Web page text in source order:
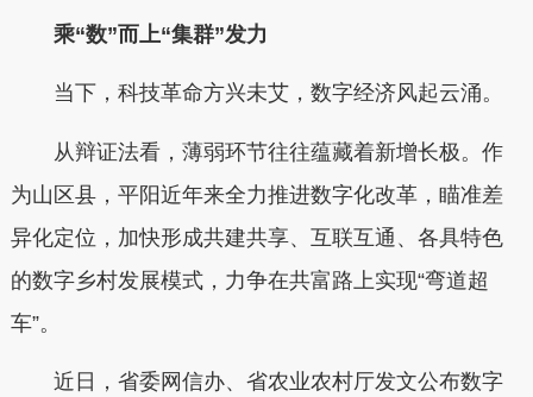
乘“数”而上“集群”发力
当下，科技革命方兴未艾，数字经济风起云涌。
从辩证法看，薄弱环节往往蕴藏着新增长极。作
为山区县，平阳近年来全力推进数字化改革，瞄准差
异化定位，加快形成共建共享、互联互通、各具特色
的数字乡村发展模式，力争在共富路上实现“弯道超
车”。
近日，省委网信办、省农业农村厅发文公布数字